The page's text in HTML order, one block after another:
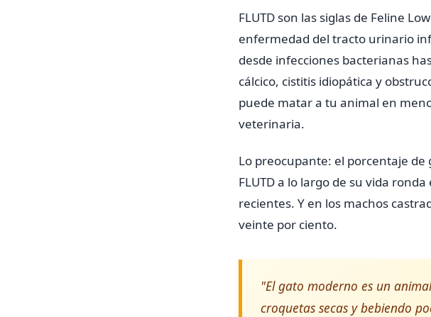
FLUTD son las siglas de Feline
enfermedad del tracto urinario
desde infecciones bacterianas
cálcico, cistitis idiopática y
puede matar a tu animal en
veterinaria.
Lo preocupante: el porcentaje
FLUTD a lo largo de su vida
recientes. Y en los machos
veinte por ciento.
"El gato moderno es un
croquetas secas y bebiendo